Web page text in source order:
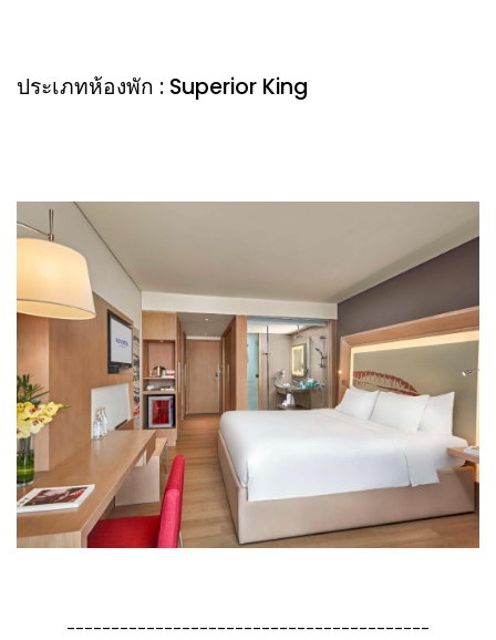
ประเภทห้องพัก : Superior King
-----------------------------------------